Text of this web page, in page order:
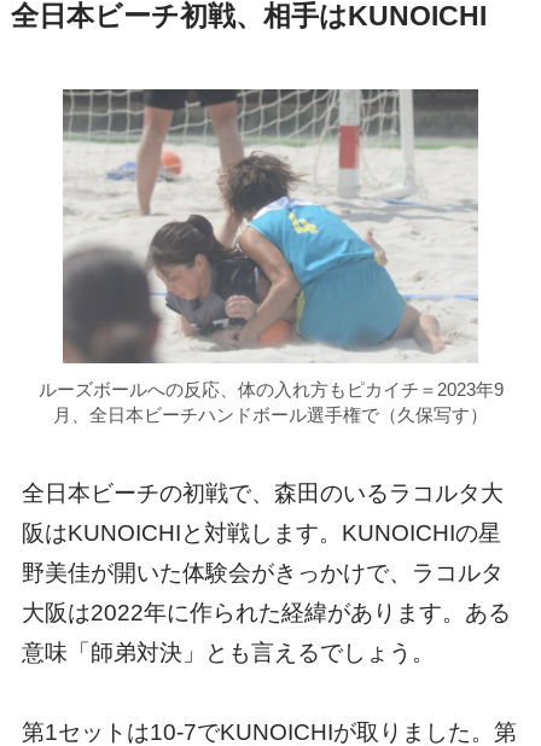
全日本ビーチ初戦、相手はKUNOICHI
ルーズボールへの反応、体の入れ方もピカイチ＝2023年9
月、全日本ビーチハンドボール選手権で（久保写す）
全日本ビーチの初戦で、森田のいるラコルタ大
阪はKUNOICHIと対戦します。KUNOICHIの星
野美佳が開いた体験会がきっかけで、ラコルタ
大阪は2022年に作られた経緯があります。ある
意味「師弟対決」とも言えるでしょう。
第1セットは10-7でKUNOICHIが取りました。第